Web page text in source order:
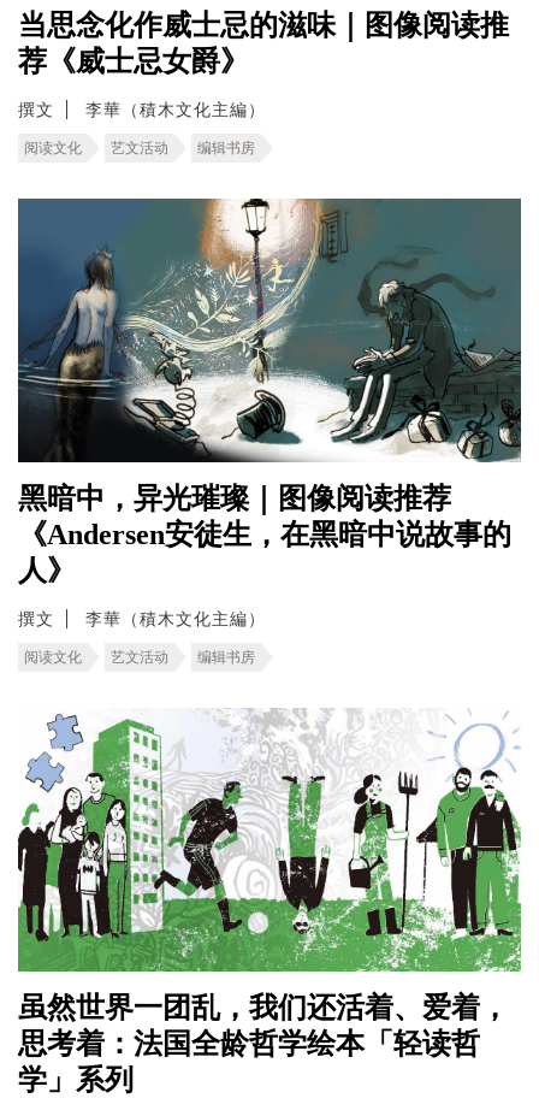
当思念化作威士忌的滋味｜图像阅读推
荐《威士忌女爵》
撰文 李華（積木文化主編）
阅读文化 艺文活动 编辑书房
黑暗中，异光璀璨｜图像阅读推荐
《Andersen安徒生，在黑暗中说故事的
人》
撰文 李華（積木文化主編）
阅读文化 艺文活动 编辑书房
虽然世界一团乱，我们还活着、爱着，
思考着：法国全龄哲学绘本「轻读哲
学」系列